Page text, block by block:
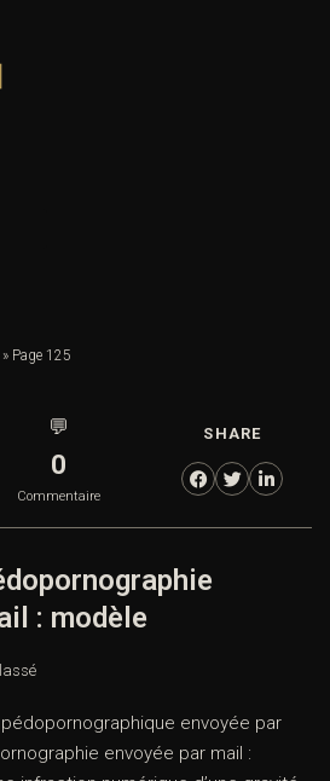
» Page 125
💬
0
Commentaire
SHARE
: modèle
envoyée par
envoyée par mail :